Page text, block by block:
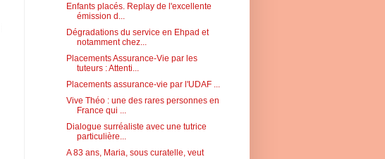
Enfants placés. Replay de l'excellente
émission d...
Dégradations du service en Ehpad et
notamment chez...
Placements Assurance-Vie par les
tuteurs : Attenti...
Placements assurance-vie par l'UDAF ...
Vive Théo : une des rares personnes en
France qui ...
Dialogue surréaliste avec une tutrice
particulière...
A 83 ans, Maria, sous curatelle, veut